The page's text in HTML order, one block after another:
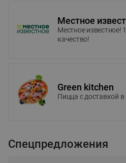
Местное
Местное известное!
качество!
Green kitchen
Пицца c доставкой в
Спецпредложения